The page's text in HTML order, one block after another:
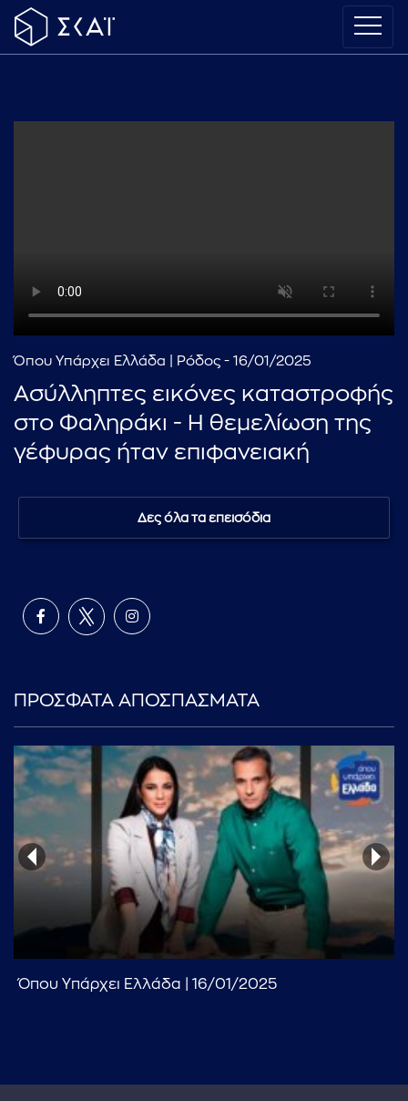
...πληκτρολογήστε κείμενο προς αναζήτηση
Όπου Υπάρχει Ελλάδα | Ρόδος - 16/01/2025
Ασύλληπτες εικόνες καταστροφής
στο Φαληράκι - Η θεμελίωση της
γέφυρας ήταν επιφανειακή
Δες όλα τα επεισόδια
ΠΡΟΣΦΑΤΑ ΑΠΟΣΠΑΣΜΑΤΑ
Όπου Υπάρχει Ελλάδα | 16/01/2025